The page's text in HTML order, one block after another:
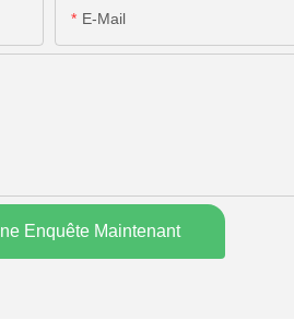
E-Mail
Enquête Maintenant